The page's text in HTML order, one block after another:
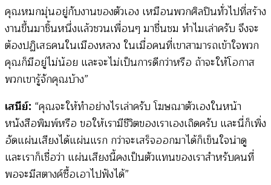
คุณหมกมุ่นอยู่กับงานของตัวเอง เหมือนพวกศิลปินทั่วไปที่สร้าง
งานขึ้นมาชิ้นหนึ่งแล้วชวนเพื่อนๆ มาชื่นชม ทำไมเล่าครับ จึงจะ
ต้องปฏิเสธคนในเมืองหลวง ในเมื่อคนที่เขาสามารถเข้าใจพวก
คุณก็มีอยู่ไม่น้อย และจะไม่เป็นการดีกว่าหรือ ถ้าจะให้โอกาส
พวกเขารู้จักคุณบ้าง”
เสนีย์: “คุณจะให้ทำอย่างไรเล่าครับ โฆษณาตัวเองในหน้า
หนังสือพิมพ์หรือ ขอให้เรามีชีวิตของเราเองเถิดครับ และนี่ก็เพิ่ง
อัดแผ่นเสียงได้แผ่นแรก กว่าจะเสร็จออกมาได้ก็เข็นใจน่าดู
และเราก็เชื่อว่า แผ่นเสียงนี้คงเป็นตัวแทนของเราสำหรับคนที่
พอจะมีสตางค์ซื้อเอาไปฟังได้”